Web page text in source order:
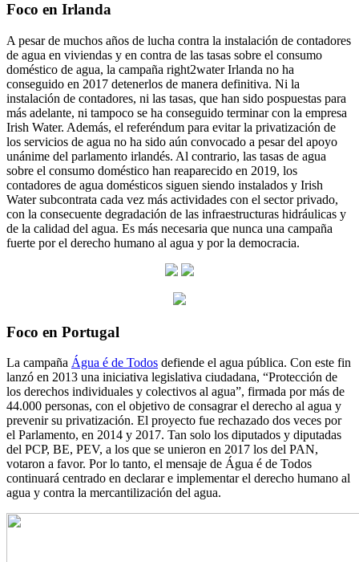
Foco en Irlanda
A pesar de muchos años de lucha contra la instalación de contadores
de agua en viviendas y en contra de las tasas sobre el consumo
doméstico de agua, la campaña right2water Irlanda no ha
conseguido en 2017 detenerlos de manera definitiva. Ni la
instalación de contadores, ni las tasas, que han sido pospuestas para
más adelante, ni tampoco se ha conseguido terminar con la empresa
Irish Water. Además, el referéndum para evitar la privatización de
los servicios de agua no ha sido aún convocado a pesar del apoyo
unánime del parlamento irlandés. Al contrario, las tasas de agua
sobre el consumo doméstico han reaparecido en 2019, los
contadores de agua domésticos siguen siendo instalados y Irish
Water subcontrata cada vez más actividades con el sector privado,
con la consecuente degradación de las infraestructuras hidráulicas y
de la calidad del agua. Es más necesaria que nunca una campaña
fuerte por el derecho humano al agua y por la democracia.
Foco en Portugal
La campaña Água é de Todos defiende el agua pública. Con este fin
lanzó en 2013 una iniciativa legislativa ciudadana, “Protección de
los derechos individuales y colectivos al agua”, firmada por más de
44.000 personas, con el objetivo de consagrar el derecho al agua y
prevenir su privatización. El proyecto fue rechazado dos veces por
el Parlamento, en 2014 y 2017. Tan solo los diputados y diputadas
del PCP, BE, PEV, a los que se unieron en 2017 los del PAN,
votaron a favor. Por lo tanto, el mensaje de Água é de Todos
continuará centrado en declarar e implementar el derecho humano al
agua y contra la mercantilización del agua.